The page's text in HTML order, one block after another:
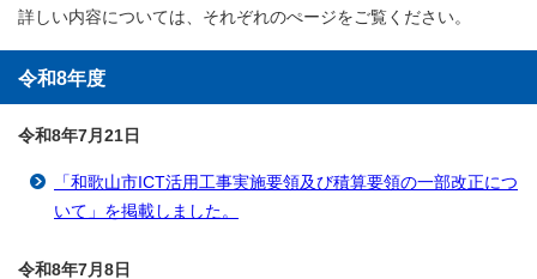
詳しい内容については、それぞれのぺージをご覧ください。
令和8年度
令和8年7月21 日
「和歌山市ICT活用工事実施要領及び積算要領の一部改正につ
いて」を掲載しました。
令和8年7月8 日